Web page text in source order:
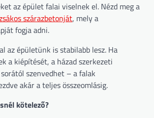
az épület falai viselnek el. Nézd meg a
szárazbetonját, mely a
fogja adni.
az épületünk is stabilabb lesz. Ha
a kiépítését, a házad szerkezeti
szenvedhet – a falak
akár a teljes összeomlásig.
kötelező?